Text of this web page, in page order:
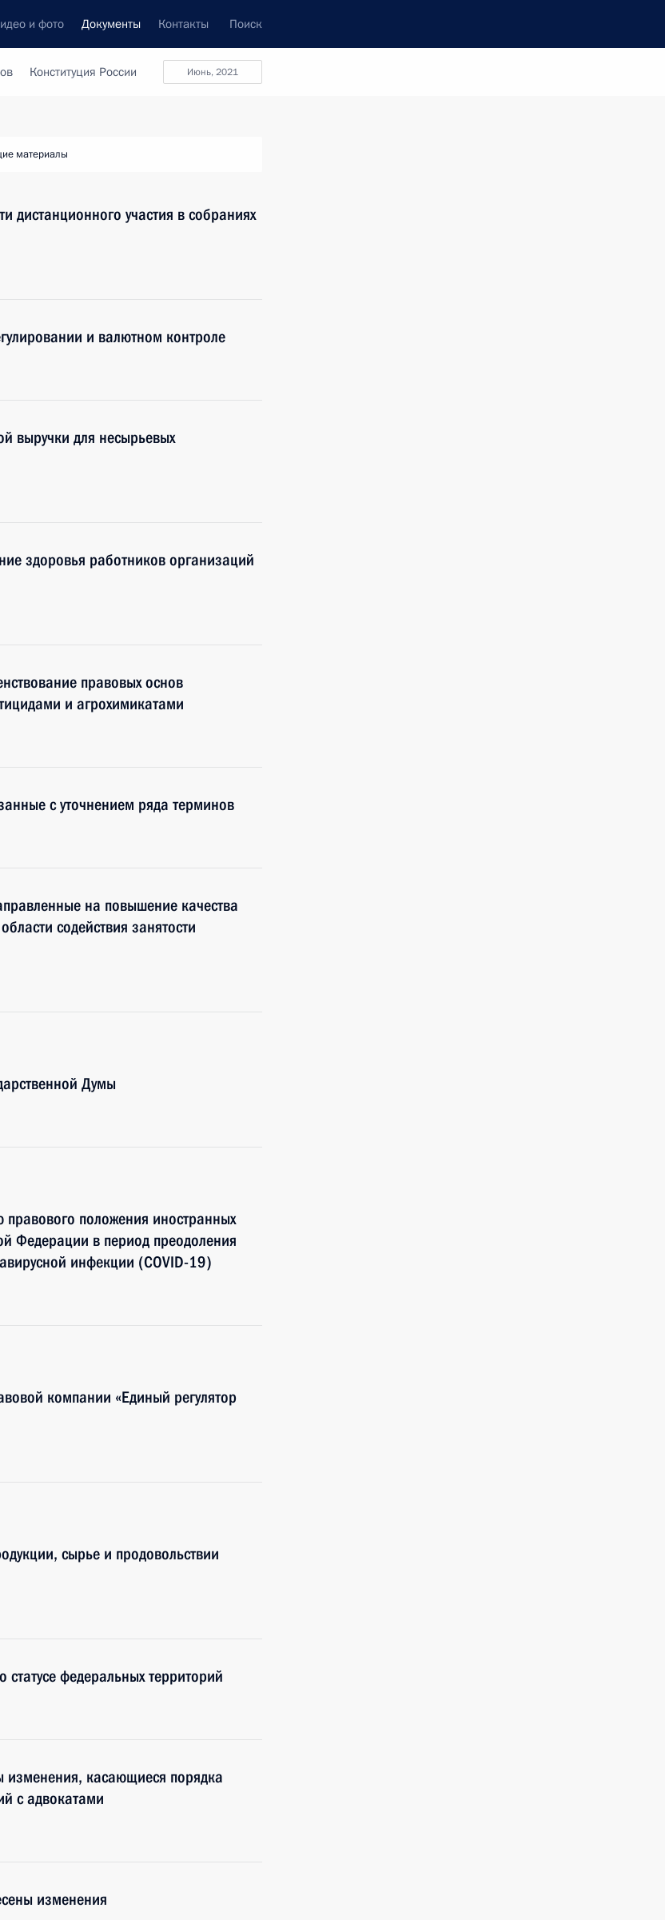
и фото Документы Контакты Поиск
июнь, 2021
Конституция России
материалы
участия в собраниях
и валютном контроле
выручки для несырьевых
здоровья работников организаций
правовых основ
и агрохимикатами
с уточнением ряда терминов
на повышение качества
содействия занятости
Думы
положения иностранных
Федерации в период преодоления
инфекции (COVID-19)
компании «Единый регулятор
сырье и продовольствии
федеральных территорий
изменения, касающиеся порядка
с адвокатами
изменения